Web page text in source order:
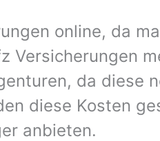
online, da
Versicherungen
da diese
diese Kosten
anbieten.